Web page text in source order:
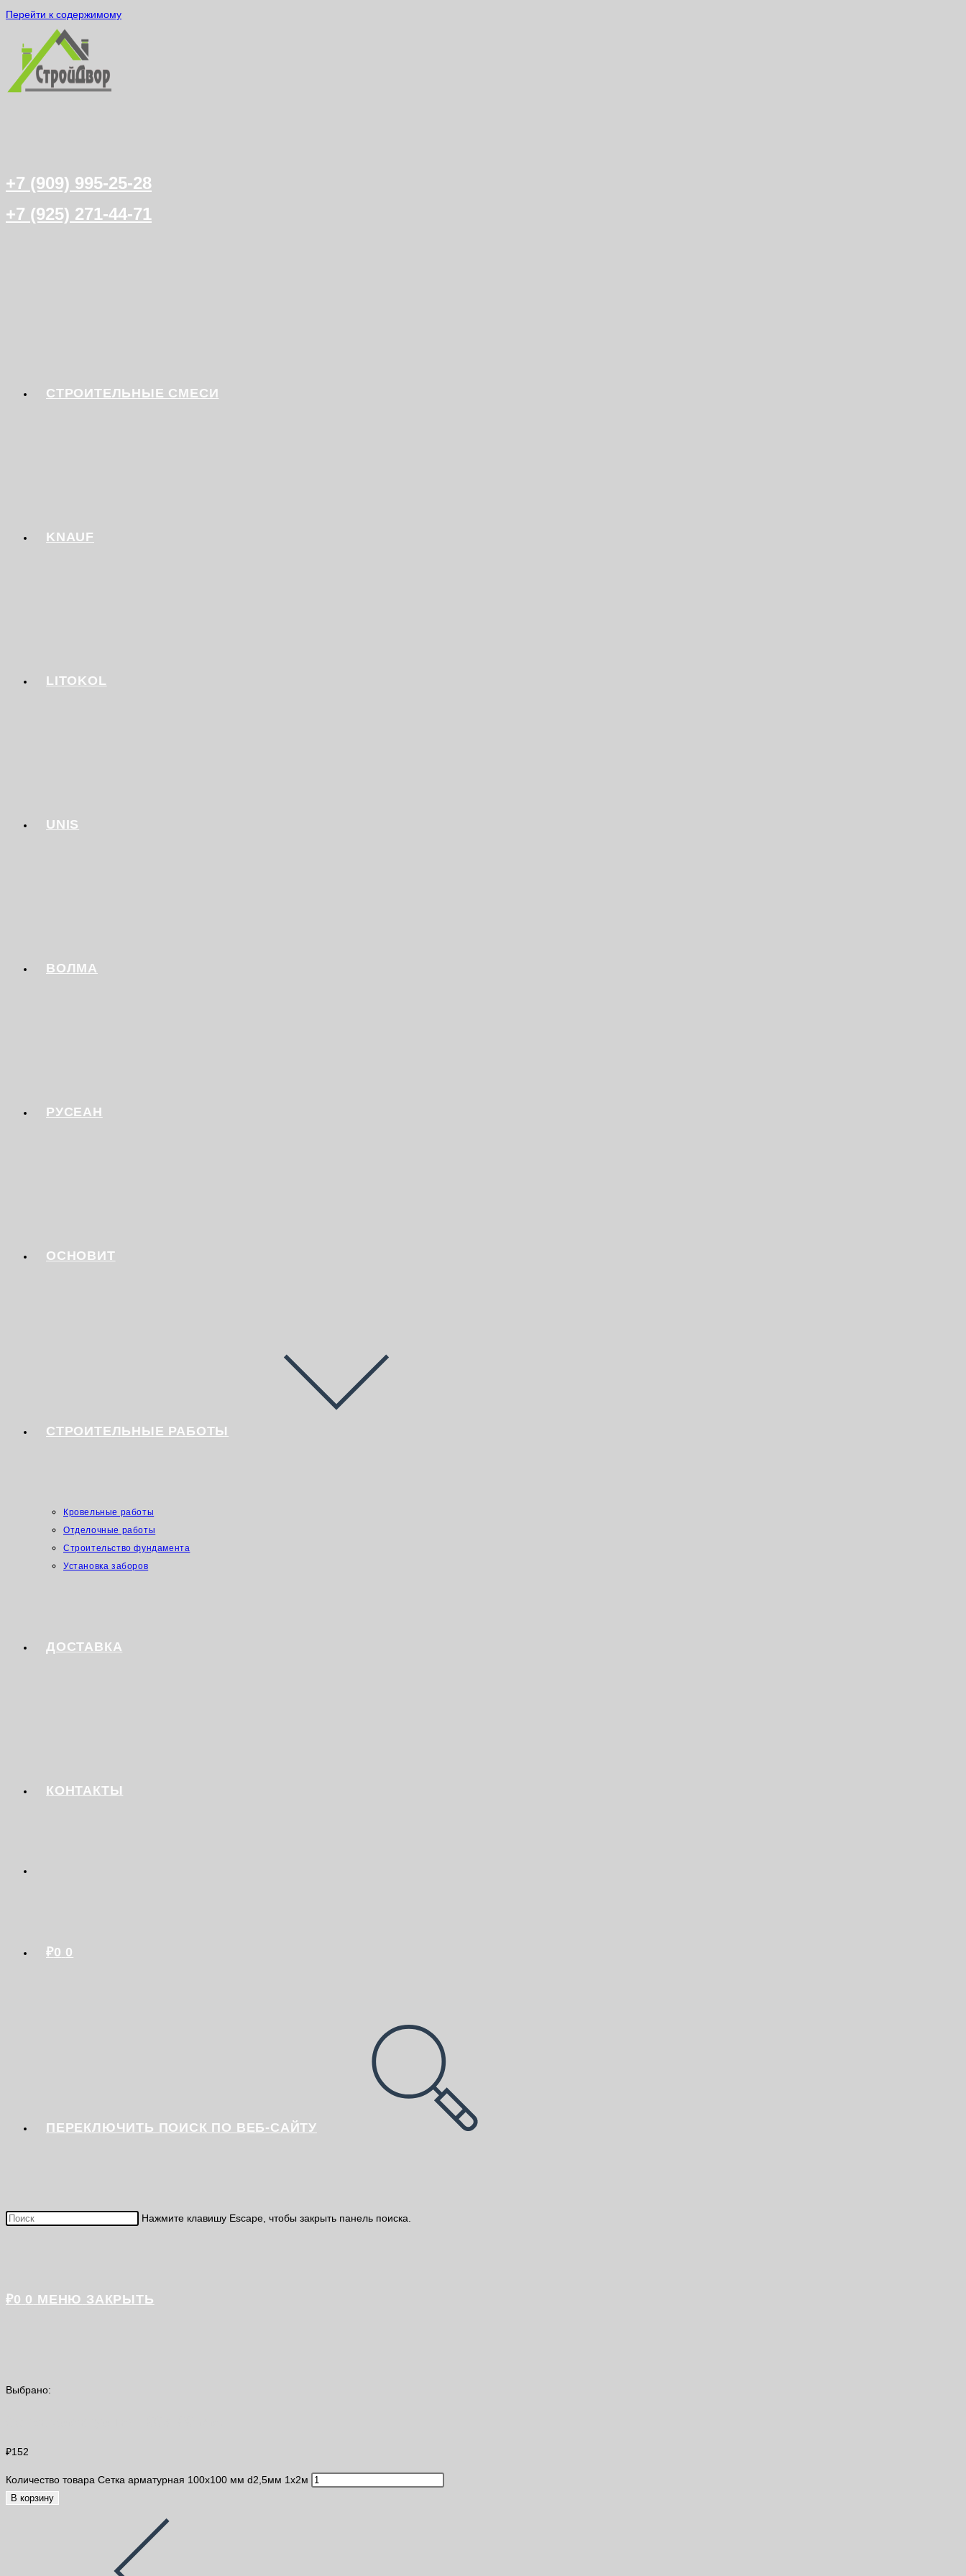
Перейти к содержимому
+7 (909) 995-25-28
+7 (925) 271-44-71
СТРОИТЕЛЬНЫЕ СМЕСИ
KNAUF
LITOKOL
UNIS
ВОЛМА
РУСЕАН
ОСНОВИТ
СТРОИТЕЛЬНЫЕ РАБОТЫ
Кровельные работы
Отделочные работы
Строительство фундамента
Установка заборов
ДОСТАВКА
КОНТАКТЫ
₽0 0
ПЕРЕКЛЮЧИТЬ ПОИСК ПО ВЕБ-САЙТУ
Нажмите клавишу Escape, чтобы закрыть панель поиска.
₽0 0 МЕНЮ ЗАКРЫТЬ
Выбрано:
₽152
Количество товара Сетка арматурная 100х100 мм d2,5мм 1х2м
В корзину